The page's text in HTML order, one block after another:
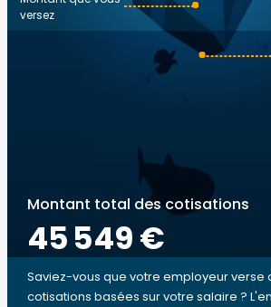
versez
Montant total des cotisations
45 549 €
Saviez-vous que votre employeur verse
cotisations basées sur votre salaire ?